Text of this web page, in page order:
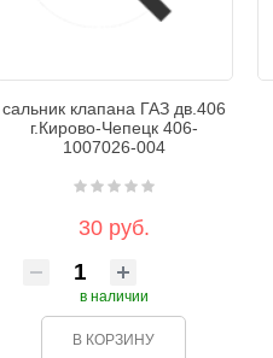
сальник клапана ГАЗ дв.406
г.Кирово-Чепецк 406-
1007026-004
30 руб.
в наличии
В КОРЗИНУ